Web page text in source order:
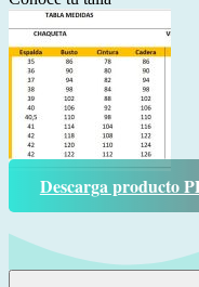
Descarga producto